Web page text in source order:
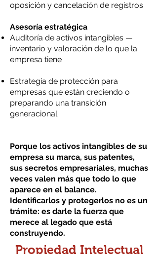
oposición y cancelación de registros
Asesoría estratégica
Auditoría de activos intangibles —
inventario y valoración de lo que la
empresa tiene
Estrategia de protección para
empresas que están creciendo o
preparando una transición
generacional
Porque los activos intangibles de su
empresa su marca, sus patentes,
sus secretos empresariales, muchas
veces valen más que todo lo que
aparece en el balance.
Identificarlos y protegerlos no es un
trámite: es darle la fuerza que
merece al legado que está
construyendo.
Propiedad Intelectual